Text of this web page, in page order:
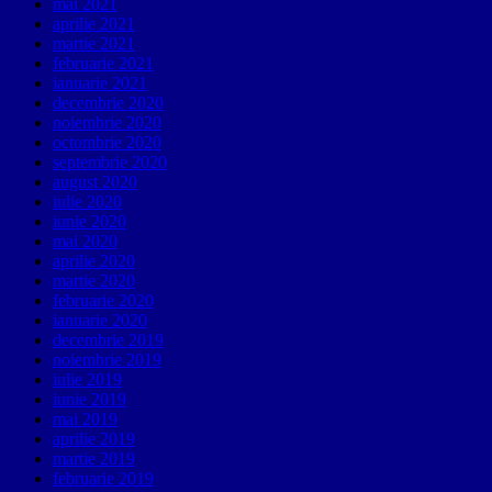
aprilie 2021
martie 2021
februarie 2021
ianuarie 2021
decembrie 2020
noiembrie 2020
octombrie 2020
septembrie 2020
august 2020
iulie 2020
iunie 2020
mai 2020
aprilie 2020
martie 2020
februarie 2020
ianuarie 2020
decembrie 2019
noiembrie 2019
iulie 2019
iunie 2019
mai 2019
aprilie 2019
martie 2019
februarie 2019